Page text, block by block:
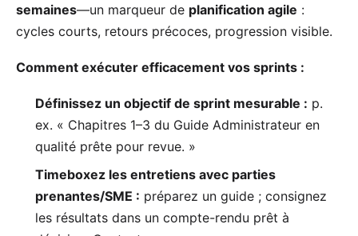
semaines—un marqueur de planification agile :
cycles courts, retours précoces, progression visible.
Comment exécuter efficacement vos sprints :
Définissez un objectif de sprint mesurable : p.
ex. « Chapitres 1–3 du Guide Administrateur en
qualité prête pour revue. »
Timeboxez les entretiens avec parties
prenantes/SME : préparez un guide ; consignez
les résultats dans un compte-rendu prêt à